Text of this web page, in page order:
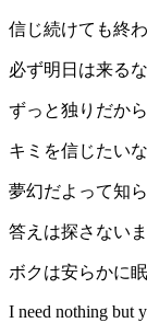
信じ続けても終
必ず明日は来る
ずっと独りだから
キミを信じたい
夢幻だよって知
答えは探さない
ボクは安らかに
I need nothing but